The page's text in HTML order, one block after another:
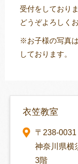
受付をしており
どうぞよろしく
※お子様の写真
しております。
衣笠教室
〒238-0031
神奈川県横
3階